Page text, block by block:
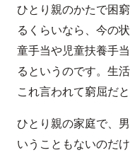
ひとり親のかたで困
るくらいなら、今の
童手当や児童扶養手
るというのです。生
これ言われて窮屈だ
ひとり親の家庭で、
いうこともないのだ